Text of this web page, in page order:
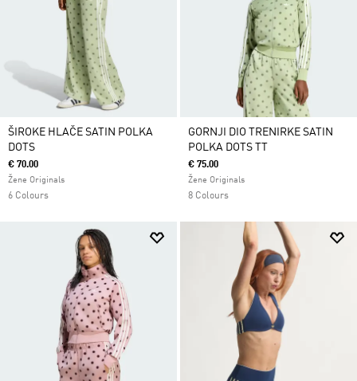
ŠIROKE HLAČE SATIN POLKA
DOTS
€ 70.00
Žene Originals
6 Colours
GORNJI DIO TRENIRKE SATIN
POLKA DOTS TT
€ 75.00
Žene Originals
8 Colours